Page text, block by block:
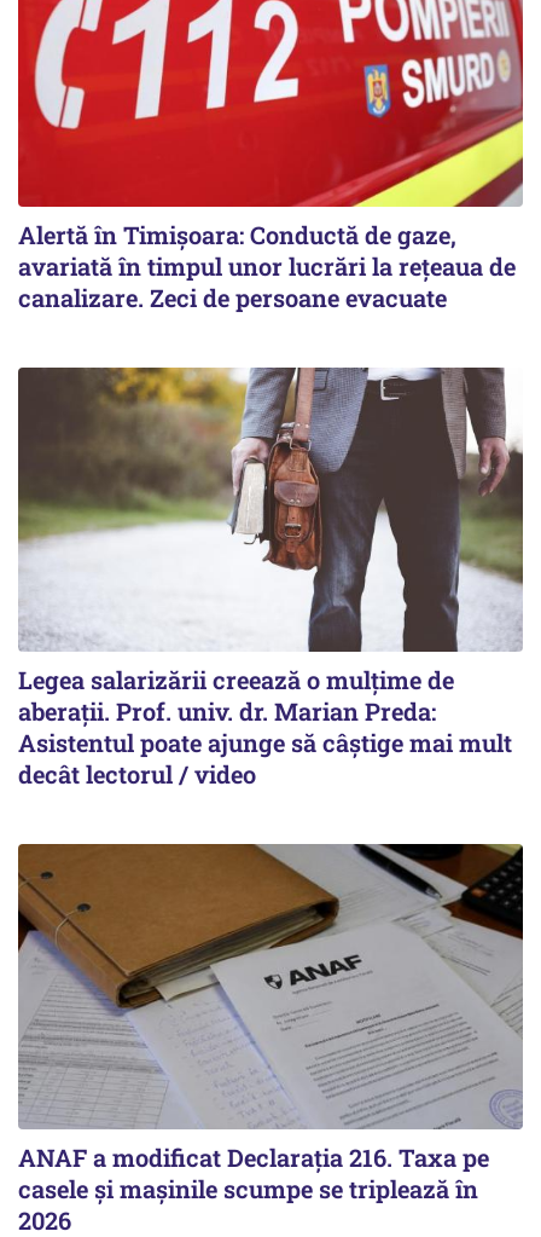
Alertă în Timișoara: Conductă de gaze,
avariată în timpul unor lucrări la rețeaua de
canalizare. Zeci de persoane evacuate
Legea salarizării creează o mulțime de
aberații. Prof. univ. dr. Marian Preda:
Asistentul poate ajunge să câștige mai mult
decât lectorul / video
ANAF a modificat Declarația 216. Taxa pe
casele și mașinile scumpe se triplează în
2026